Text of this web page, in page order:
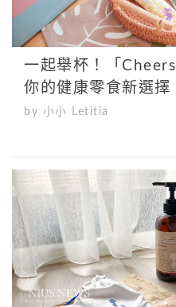
一起舉杯！「
你的健康零食新選擇
by 小小 Letitia